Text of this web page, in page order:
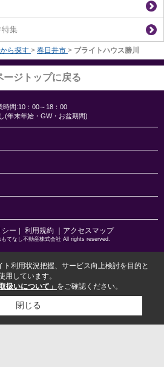
集
ら探す > 春日井市 > ブライトハウス勝川
ージトップに戻る
時間:10：00～18：00
(年末年始・GW・お盆期間)
シー 利用規約 ｜アクセスマップ
てなし不動産株式会社 All rights reserved.
利用状況把握、サービス向上検討を目的と
用しています。
扱いについて」 をご確認ください。
閉じる